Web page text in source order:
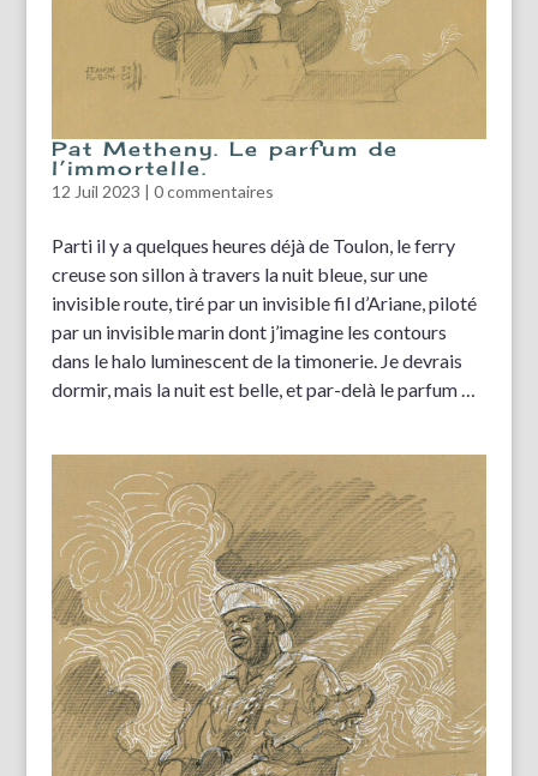
Pat Metheny. Le parfum de
l’immortelle.
12 Juil 2023 | 0 commentaires
Parti il y a quelques heures déjà de Toulon, le ferry
creuse son sillon à travers la nuit bleue, sur une
invisible route, tiré par un invisible fil d’Ariane, piloté
par un invisible marin dont j’imagine les contours
dans le halo luminescent de la timonerie. Je devrais
dormir, mais la nuit est belle, et par-delà le parfum …